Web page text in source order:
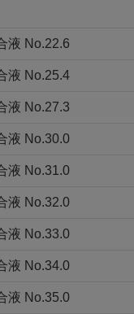
液 No.22.6
液 No.25.4
液 No.27.3
液 No.30.0
液 No.31.0
液 No.32.0
液 No.33.0
液 No.34.0
液 No.35.0